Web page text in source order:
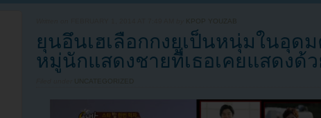
KPOP YOUZAB
ยุนอึนเฮเลือกกงยูเป็นหนุ่มในอุด
หมู่นักแสดงชายที่เธอเคยแสดงด้ว
UNCATEGORIZED